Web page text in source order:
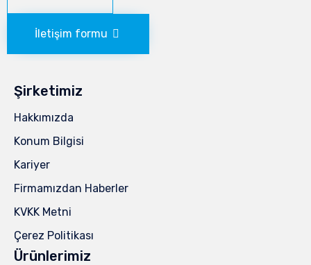
İletişim formu
Şirketimiz
Hakkımızda
Konum Bilgisi
Kariyer
Firmamızdan Haberler
KVKK Metni
Çerez Politikası
Ürünlerimiz